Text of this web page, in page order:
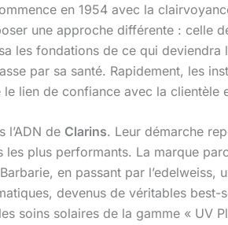
en 1954 avec la
une approche différente : celle
les fondations de ce qui deviendra
par sa santé. Rapidement, les
lien de confiance avec la clientèle
l’ADN de Clarins. Leur démarche
les plus performants. La marque
en passant par
devenus de véritables
soins solaires de la gamme « UV